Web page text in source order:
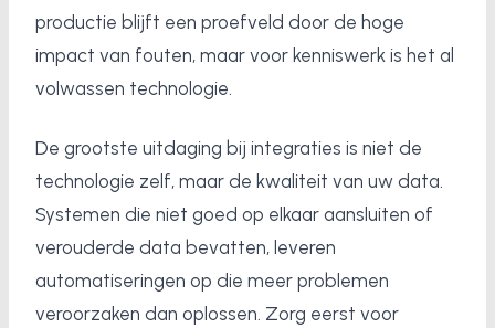
productie blijft een proefveld door de hoge
impact van fouten, maar voor kenniswerk is het al
volwassen technologie.
De grootste uitdaging bij integraties is niet de
technologie zelf, maar de kwaliteit van uw data.
Systemen die niet goed op elkaar aansluiten of
verouderde data bevatten, leveren
automatiseringen op die meer problemen
veroorzaken dan oplossen. Zorg eerst voor